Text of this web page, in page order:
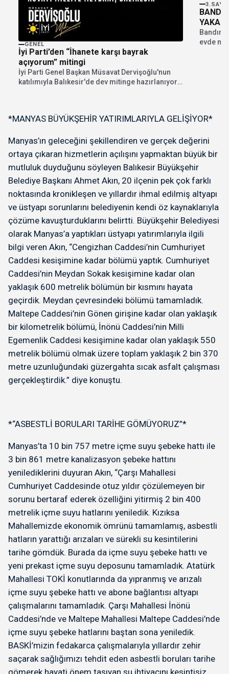
GENEL
İyi Parti’den “İhanete karşı bayrak
açıyorum” mitingi
İyi Parti Genel Başkan Müsavat Dervişoğlu'nun
katılımıyla Balıkesir'de dev mitinge hazırlanıyor.
evde
*MANYAS BÜYÜKŞEHİR YATIRIMLARIYLA GELİŞİYOR*
Manyas’ın geleceğini şekillendiren ve gerçek değerini
ortaya çıkaran hizmetlerin açılışını yapmaktan büyük bir
mutluluk duyduğunu söyleyen Balıkesir Büyükşehir
Belediye Başkanı Ahmet Akın, 20 ilçenin pek çok farklı
noktasında kronikleşen ve yıllardır ihmal edilmiş altyapı
ve üstyapı sorunlarını belediyenin kendi öz kaynaklarıyla
çözüme kavuşturduklarını belirtti. Büyükşehir Belediyesi
olarak Manyas’a yaptıkları üstyapı yatırımlarıyla ilgili
bilgi veren Akın, “Cengizhan Caddesi’nin Cumhuriyet
Caddesi kesişimine kadar bölümü yaptık. Cumhuriyet
Caddesi’nin Meydan Sokak kesişimine kadar olan
yaklaşık 600 metrelik bölümün bir kısmını hayata
geçirdik. Meydan çevresindeki bölümü tamamladık.
Maltepe Caddesi’nin Gönen girişine kadar olan yaklaşık
bir kilometrelik bölümü, İnönü Caddesi’nin Milli
Egemenlik Caddesi kesişimine kadar olan yaklaşık 550
metrelik bölümü olmak üzere toplam yaklaşık 2 bin 370
metre uzunluğundaki güzergahta sıcak asfalt çalışması
gerçekleştirdik.” diye konuştu.
*“ASBESTLİ BORULARI TARİHE GÖMÜYORUZ”*
Manyas’ta 10 bin 757 metre içme suyu şebeke hattı ile
3 bin 861 metre kanalizasyon şebeke hattını
yenilediklerini duyuran Akın, “Çarşı Mahallesi
Cumhuriyet Caddesinde otuz yıldır çözülemeyen bir
sorunu bertaraf ederek özelliğini yitirmiş 2 bin 400
metrelik içme suyu hatlarını yeniledik. Kızıksa
Mahallemizde ekonomik ömrünü tamamlamış, asbestli
hatların yarattığı arızaları ve sürekli su kesintilerini
tarihe gömdük. Burada da içme suyu şebeke hattı ve
yeni prekast içme suyu deposunu tamamladık. Atatürk
Mahallesi TOKİ konutlarında da yıpranmış ve arızalı
içme suyu şebeke hattı ve abone bağlantısı altyapı
çalışmalarını tamamladık. Çarşı Mahallesi İnönü
Caddesi’nde ve Maltepe Mahallesi Maltepe Caddesi’nde
içme suyu şebeke hatlarını baştan sona yeniledik.
BASKİ’mizin fedakarca çalışmalarıyla yıllardır zehir
saçarak sağlığımızı tehdit eden asbestli boruları tarihe